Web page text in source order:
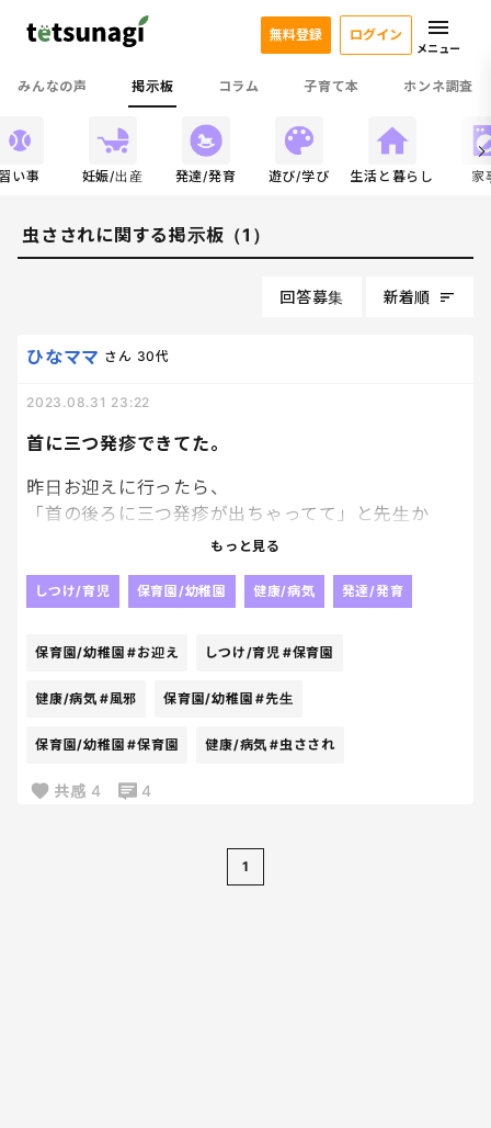
みんなの声 掲示板 コラム 子育て本 ホンネ調査
無料登録 ログイン
メニュー
い事 妊娠/出産 発達/発育 遊び/学び 生活と暮らし 家
虫さされに関する掲示板（1）
回答募集 新着順
首に三つ発疹できてた。
ひなママ さん 30代
2023.08.31 23:22
昨日お迎えに行ったら、
「首の後ろに三つ発疹が出ちゃってて」と先生か
今朝は特に見当たらなかったので
虫さされではない感じにも見えるし。
今は風邪はひいてるけど元気そうだから、
このまま体調崩れないといいな。
もっと見る
しつけ/育児 保育園/幼稚園 健康/病気 発達/発育
保育園/幼稚園 #お迎え しつけ/育児 #保育園
健康/病気 #風邪 保育園/幼稚園 #先生
保育園/幼稚園 #保育園 健康/病気 #虫さされ
共感 4 4
1